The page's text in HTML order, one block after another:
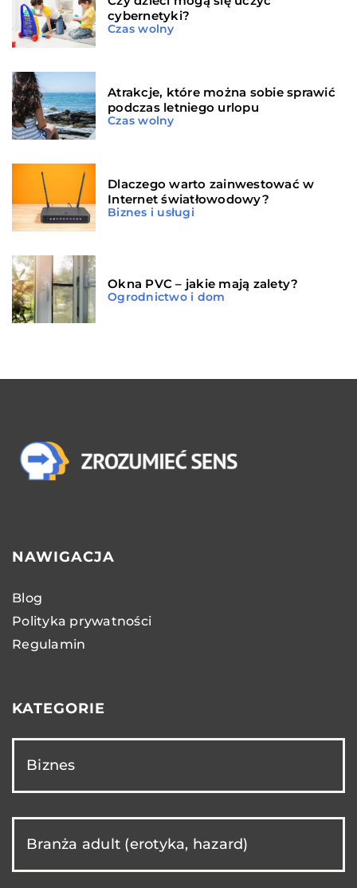
cybernetyki?
Czas wolny
Atrakcje, które można sobie sprawić
podczas letniego urlopu
Czas wolny
Dlaczego warto zainwestować w
Internet światłowodowy?
Biznes i usługi
Okna PVC – jakie mają zalety?
Ogrodnictwo i dom
NAWIGACJA
Blog
Polityka prywatności
Regulamin
KATEGORIE
Biznes
Branża adult (erotyka, hazard)